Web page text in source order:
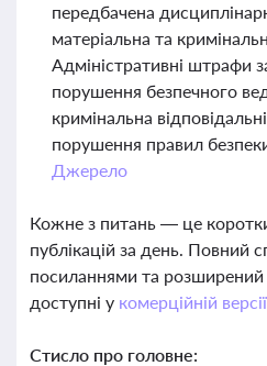
передбачена
матеріальна та
Адміністративні штрафи
порушення безпечного
кримінальна
порушення правил
Джерело
Кожне з питань — це
публікацій за день. Повний
посиланнями та розширений
доступні у комерційній
Стисло про головне: